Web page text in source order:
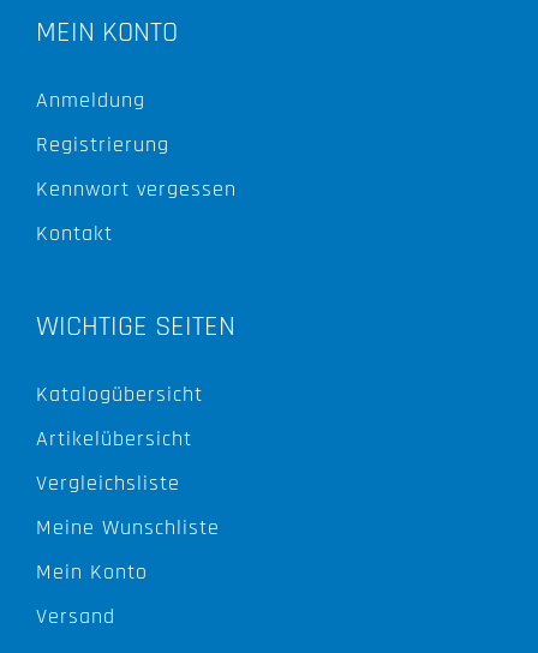
MEIN KONTO
Anmeldung
Registrierung
Kennwort vergessen
Kontakt
WICHTIGE SEITEN
Katalogübersicht
Artikelübersicht
Vergleichsliste
Meine Wunschliste
Mein Konto
Versand